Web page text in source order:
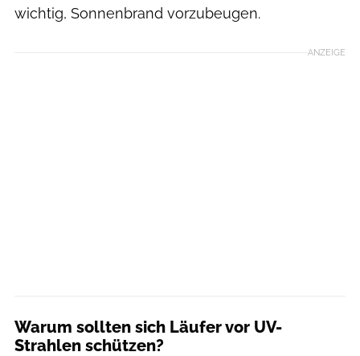
wichtig, Sonnenbrand vorzubeugen.
ANZEIGE
Warum sollten sich Läufer vor UV-
Strahlen schützen?